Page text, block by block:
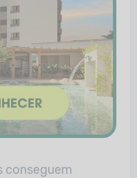
conseguem